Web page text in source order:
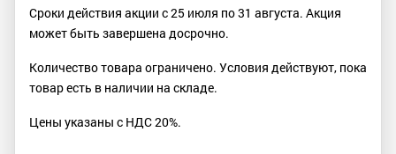
Сроки действия акции с 25 июля по 31 августа. Акция
может быть завершена досрочно.
Количество товара ограничено. Условия действуют, пока
товар есть в наличии на складе.
Цены указаны с НДС 20%.